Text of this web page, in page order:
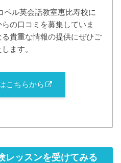
ペル英会話教室恵比寿校に
の口コミを募集していま
貴重な情報の提供にぜひご
ます。
こちらから
レッスンを受けてみる